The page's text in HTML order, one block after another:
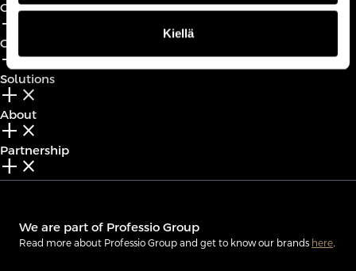
Kiellä
CxO Circles
add_2
CxO Academy
add_2close
Solutions
add_2 close
About
add_2 close
Partnership
add_2 close
We are part of Professio Group
Read more about Professio Group and get to know our brands here.